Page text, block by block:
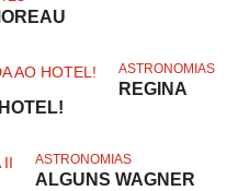
ASTRONOMIAS
REGINA
ASTRONOMIAS
ALGUNS WAGNER